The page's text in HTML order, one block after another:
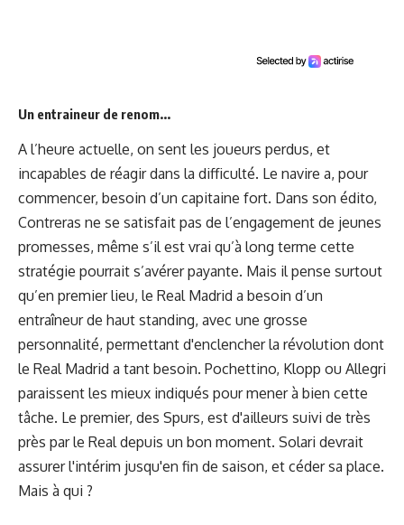
Un entraineur de renom...
A l’heure actuelle, on sent les joueurs perdus, et
incapables de réagirdans la difficulté. Le navire a, pour
commencer, besoin d’un capitaine fort. Dans son édito,
Contreras ne se satisfait pas de l’engagement de jeunes
promesses, même s’il est vrai qu’à long terme cette
stratégie pourrait s’avérer payante. Mais il pense surtout
qu’en premier lieu, le Real Madrid a besoin d’un
entraîneur de haut standing, avec une grosse
personnalité, permettant d'enclencher la révolution dont
le Real Madrid a tant besoin. Pochettino, Klopp ou Allegri
paraissent les mieux indiqués pour mener à bien cette
tâche. Le premier, des Spurs, est d'ailleurs suivi de très
près par le Real depuis un bon moment. Solari devrait
assurer l'intérim jusqu'en fin de saison, et céder sa place.
Mais à qui ?